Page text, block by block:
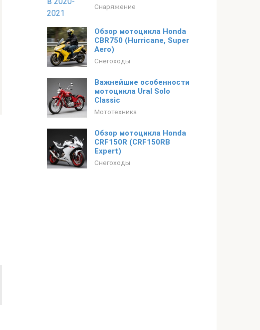
Снаряжение
Обзор мотоцикла Honda
CBR750 (Hurricane, Super
Aero)
Снегоходы
Важнейшие особенности
мотоцикла Ural Solo
Classic
Мототехника
Обзор мотоцикла Honda
CRF150R (CRF150RB
Expert)
Снегоходы